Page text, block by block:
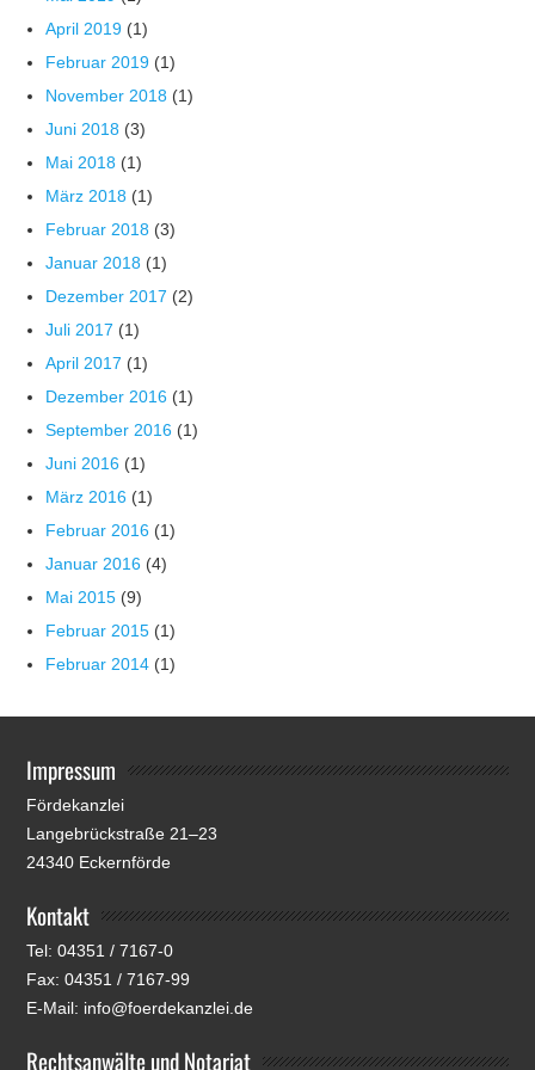
April 2019 (1)
Februar 2019 (1)
November 2018 (1)
Juni 2018 (3)
Mai 2018 (1)
März 2018 (1)
Februar 2018 (3)
Januar 2018 (1)
Dezember 2017 (2)
Juli 2017 (1)
April 2017 (1)
Dezember 2016 (1)
September 2016 (1)
Juni 2016 (1)
März 2016 (1)
Februar 2016 (1)
Januar 2016 (4)
Mai 2015 (9)
Februar 2015 (1)
Februar 2014 (1)
Impressum
Fördekanzlei
Langebrückstraße 21–23
24340 Eckernförde
Kontakt
Tel: 04351 / 7167-0
Fax: 04351 / 7167-99
E-Mail: info@foerdekanzlei.de
Rechtsanwälte und Notariat